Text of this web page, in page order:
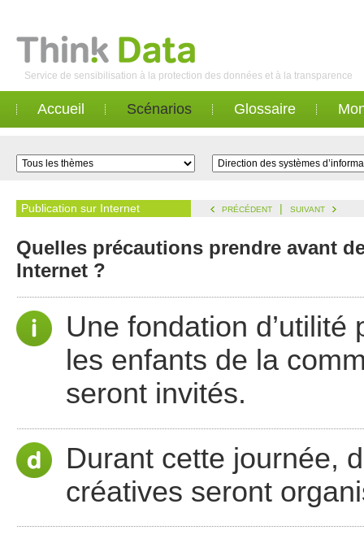
Service de sensibilisation à la protection des données et à la transparence
Accueil Scénarios Glossaire
Publication sur Internet PRÉCÉDENT | SUIVANT
Quelles précautions prendre avant
Internet ?
Une fondation
les enfants de la
seront invités.
Durant cette journée,
créatives seront